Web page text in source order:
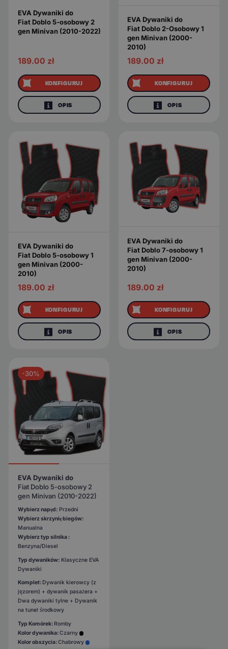
EVA Dywaniki do
Fiat Doblo 5-osobowy 2
gen Minivan (2010-2022)
189.00 zł
KONFIGURUJ
OPIS
EVA Dywaniki do
Fiat Doblo 2-Osobowy 1
gen Minivan (2000-
2010)
189.00 zł
KONFIGURUJ
OPIS
EVA Dywaniki do
Fiat Doblo 5-osobowy 1
gen Minivan (2000-
2010)
189.00 zł
KONFIGURUJ
OPIS
EVA Dywaniki do
Fiat Doblo 7-osobowy 1
gen Minivan (2000-
2010)
189.00 zł
KONFIGURUJ
OPIS
-30%
EVA Dywaniki do
Fiat Doblo 5-osobowy 2
gen Minivan (2010-2022)
Wybierz napęd: Przedni
Wybierz skrzynię biegów:
Manualna
Wybierz typ silnika :
Benzyna/Diesel
Typ dywaników: Klasyczne EVA
Dywaniki
Komplet: Dywanik kierowcy (z
jęzorem) + dywanik pasażera +
Dwa dywaniki tylne + Dywanik
na tunel środkowy
Typ Komórek: Romby
Kolor dywanika:Czarny
Kolor obszycia:Chabrowy